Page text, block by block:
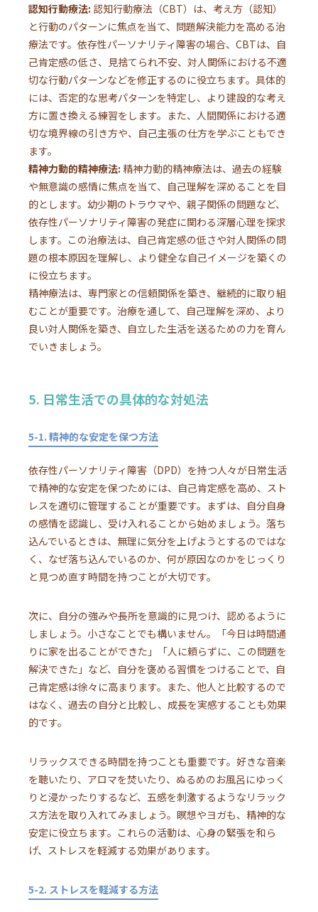
認知行動療法: 認知行動療法（CBT）は、考え方（認知）
と行動のパターンに焦点を当て、問題解決能力を高める治
療法です。依存性パーソナリティ障害の場合、CBTは、自
己肯定感の低さ、見捨てられ不安、対人関係における不適
切な行動パターンなどを修正するのに役立ちます。具体的
には、否定的な思考パターンを特定し、より建設的な考え
方に置き換える練習をします。また、人間関係における適
切な境界線の引き方や、自己主張の仕方を学ぶこともでき
ます。
精神力動的精神療法: 精神力動的精神療法は、過去の経験
や無意識の感情に焦点を当て、自己理解を深めることを目
的とします。幼少期のトラウマや、親子関係の問題など、
依存性パーソナリティ障害の発症に関わる深層心理を探求
します。この治療法は、自己肯定感の低さや対人関係の問
題の根本原因を理解し、より健全な自己イメージを築くの
に役立ちます。
精神療法は、専門家との信頼関係を築き、継続的に取り組
むことが重要です。治療を通して、自己理解を深め、より
良い対人関係を築き、自立した生活を送るための力を育ん
でいきましょう。
5. 日常生活での具体的な対処法
5-1. 精神的な安定を保つ方法
依存性パーソナリティ障害（DPD）を持つ人々が日常生活
で精神的な安定を保つためには、自己肯定感を高め、スト
レスを適切に管理することが重要です。まずは、自分自身
の感情を認識し、受け入れることから始めましょう。落ち
込んでいるときは、無理に気分を上げようとするのではな
く、なぜ落ち込んでいるのか、何が原因なのかをじっくり
と見つめ直す時間を持つことが大切です。
次に、自分の強みや長所を意識的に見つけ、認めるように
しましょう。小さなことでも構いません。「今日は時間通
りに家を出ることができた」「人に頼らずに、この問題を
解決できた」など、自分を褒める習慣をつけることで、自
己肯定感は徐々に高まります。また、他人と比較するので
はなく、過去の自分と比較し、成長を実感することも効果
的です。
リラックスできる時間を持つことも重要です。好きな音楽
を聴いたり、アロマを焚いたり、ぬるめのお風呂にゆっく
りと浸かったりするなど、五感を刺激するようなリラック
ス方法を取り入れてみましょう。瞑想やヨガも、精神的な
安定に役立ちます。これらの活動は、心身の緊張を和ら
げ、ストレスを軽減する効果があります。
5-2. ストレスを軽減する方法